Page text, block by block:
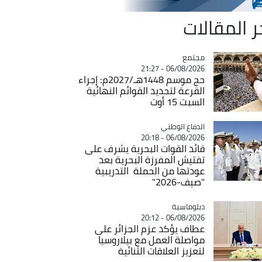
المقالات
Catégorie
مجتمع
06/08/2026 - 21:27
حج موسم 1448هـ/2027م: إجراء
القرعة لتحديد القوائم النهائية
السبت 15 أوت
Catégorie
الدفاع الوطني
06/08/2026 - 20:18
قائد القوات البحرية يشرف على
تفتيش المفرزة البحرية بعد
عودتها من الحملة التدريبية
"صيف-2026"
Catégorie
دبلوماسية
06/08/2026 - 20:12
عطاف يؤكد عزم الجزائر على
مواصلة العمل مع بيلاروسيا
لتعزيز العلاقات الثنائية